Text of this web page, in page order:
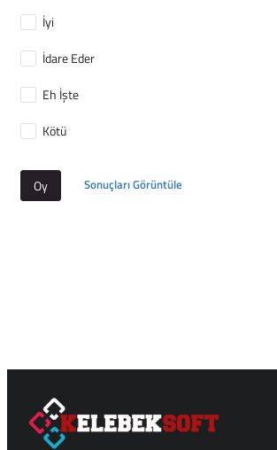
İyi
İdare Eder
Eh İşte
Kötü
Oy Sonuçları Görüntüle